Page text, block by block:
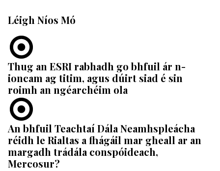
Léigh Níos Mó
Thug an ESRI rabhadh go bhfuil ár n-
ioncam ag titim, agus dúirt siad é sin
roimh an ngéarchéim ola
An bhfuil Teachtaí Dála Neamhspleácha
réidh le Rialtas a fhágáil mar gheall ar an
margadh trádála conspóideach,
Mercosur?